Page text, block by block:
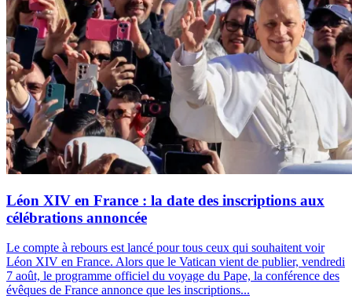
Léon XIV en France : la date des inscriptions aux
célébrations annoncée
Le compte à rebours est lancé pour tous ceux qui souhaitent voir
Léon XIV en France. Alors que le Vatican vient de publier, vendredi
7 août, le programme officiel du voyage du Pape, la conférence des
évêques de France annonce que les inscriptions...